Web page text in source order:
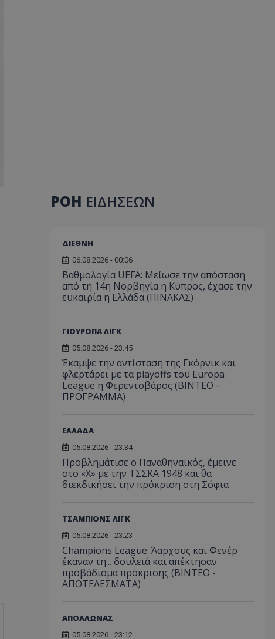
ΡΟΗ ΕΙΔΗΣΕΩΝ
ΔΙΕΘΝΗ
06.08.2026 - 00:06
Βαθμολογία UEFA: Μείωσε την απόσταση
από τη 14η Νορβηγία η Κύπρος, έχασε την
ευκαιρία η Ελλάδα (ΠΙΝΑΚΑΣ)
ΓΙΟΥΡΟΠΑ ΛΙΓΚ
05.08.2026 - 23:45
Έκαμψε την αντίσταση της Γκόρνικ και
φλερτάρει με τα playoffs του Europa
League η Φερεντσβάρος (ΒΙΝΤΕΟ -
ΠΡΟΓΡΑΜΜΑ)
ΕΛΛΑΔΑ
05.08.2026 - 23:34
Προβλημάτισε ο Παναθηναϊκός, έμεινε
στο «Χ» με την ΤΣΣΚΑ 1948 και θα
διεκδικήσει την πρόκριση στη Σόφια
ΤΣΑΜΠΙΟΝΣ ΛΙΓΚ
05.08.2026 - 23:23
Champions League: Άαρχους και Φενέρ
έκαναν τη... δουλειά και απέκτησαν
προβάδισμα πρόκρισης (ΒΙΝΤΕΟ -
ΑΠΟΤΕΛΕΣΜΑΤΑ)
ΑΠΟΛΛΩΝΑΣ
05.08.2026 - 23:12